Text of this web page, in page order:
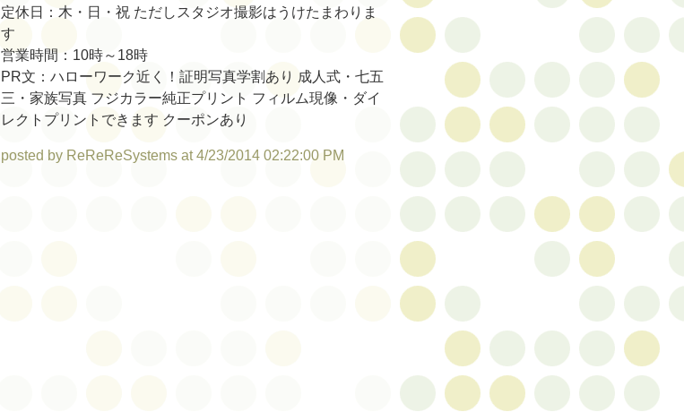
定休日：木・日・祝 ただしスタジオ撮影はうけたまわりま
す
営業時間：10時～18時
PR文：ハローワーク近く！証明写真学割あり 成人式・七五
三・家族写真 フジカラー純正プリント フィルム現像・ダイ
レクトプリントできます クーポンあり
posted by ReReReSystems at 4/23/2014 02:22:00 PM